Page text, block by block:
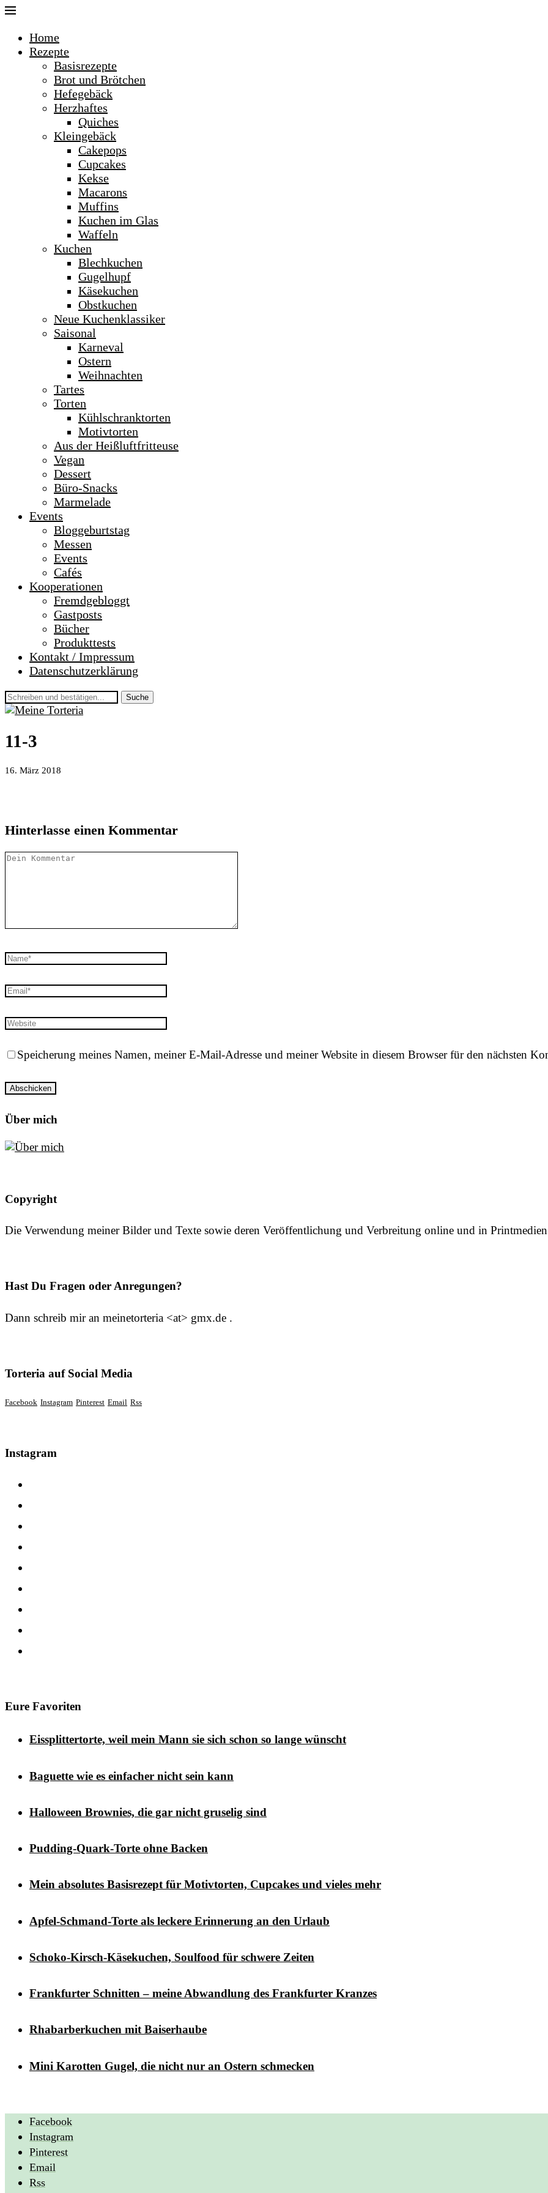
Home
Rezepte
Basisrezepte
Brot und Brötchen
Hefegebäck
Herzhaftes
Quiches
Kleingebäck
Cakepops
Cupcakes
Kekse
Macarons
Muffins
Kuchen im Glas
Waffeln
Kuchen
Blechkuchen
Gugelhupf
Käsekuchen
Obstkuchen
Neue Kuchenklassiker
Saisonal
Karneval
Ostern
Weihnachten
Tartes
Torten
Kühlschranktorten
Motivtorten
Aus der Heißluftfritteuse
Vegan
Dessert
Büro-Snacks
Marmelade
Events
Bloggeburtstag
Messen
Events
Cafés
Kooperationen
Fremdgebloggt
Gastposts
Bücher
Produkttests
Kontakt / Impressum
Datenschutzerklärung
Suche
11-3
16. März 2018
Hinterlasse einen Kommentar
Speicherung meines Namen, meiner E-Mail-Adresse und meiner Website in diesem Browser für den nächsten
Über mich
Copyright
Die Verwendung meiner Bilder und Texte sowie deren Veröffentlichung und Verbreitung online und in
Hast Du Fragen oder Anregungen?
Dann schreib mir an meinetorteria <at> gmx.de .
Torteria auf Social Media
Facebook Instagram Pinterest Email Rss
Instagram
Eure Favoriten
Eissplittertorte, weil mein Mann sie sich schon so lange wünscht
Baguette wie es einfacher nicht sein kann
Halloween Brownies, die gar nicht gruselig sind
Pudding-Quark-Torte ohne Backen
Mein absolutes Basisrezept für Motivtorten, Cupcakes und vieles mehr
Apfel-Schmand-Torte als leckere Erinnerung an den Urlaub
Schoko-Kirsch-Käsekuchen, Soulfood für schwere Zeiten
Frankfurter Schnitten – meine Abwandlung des Frankfurter Kranzes
Rhabarberkuchen mit Baiserhaube
Mini Karotten Gugel, die nicht nur an Ostern schmecken
Facebook
Instagram
Pinterest
Email
Rss